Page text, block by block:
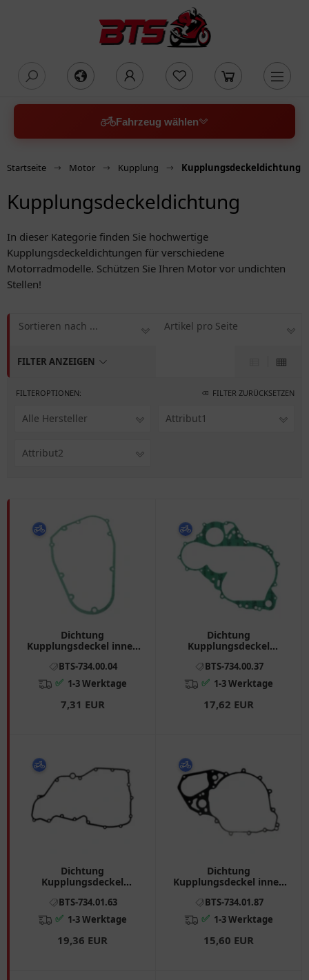
Fahrzeug wählen
Startseite Motor Kupplung Kupplungsdeckeldichtung
Kupplungsdeckeldichtung
In dieser Kategorie finden Sie hochwertige
Kupplungsdeckeldichtungen für verschiedene
Motorradmodelle. Schützen Sie Ihren Motor vor undichten
Stellen!
FILTER ANZEIGEN
Sortieren nach ... Artikel pro Seite
FILTEROPTIONEN: FILTER ZURÜCKSETZEN
Alle Hersteller Attribut1
Attribut2
Dichtung
Kupplungsdeckel innen
Husqvarna TE, TC, SMR
BTS-734.00.04
✅ 1-3 Werktage
7,31 EUR
Dichtung
Kupplungsdeckel
Aprilia RSV, ETV, SL
BTS-734.00.37
✅ 1-3 Werktage
17,62 EUR
Dichtung
Kupplungsdeckel
Aprilia RSV4, Tuono
BTS-734.01.63
✅ 1-3 Werktage
19,36 EUR
Dichtung
Kupplungsdeckel innen
BMW F (800, 650, 700)
BTS-734.01.87
✅ 1-3 Werktage
15,60 EUR